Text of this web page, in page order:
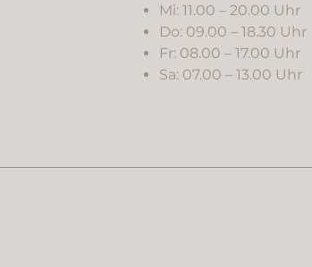
Mi: 11.00 – 20.00 Uhr
Do: 09.00 – 18.30 Uhr
Fr: 08.00 – 17.00 Uhr
Sa: 07.00 – 13.00 Uhr